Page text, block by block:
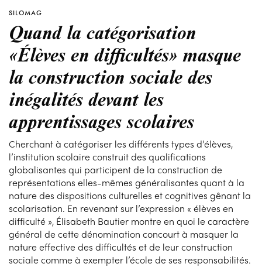
SILOMAG
Quand la catégorisation
«Élèves en difficultés» masque
la construction sociale des
inégalités devant les
apprentissages scolaires
Cherchant à catégoriser les différents types d’élèves,
l’institution scolaire construit des qualifications
globalisantes qui participent de la construction de
représentations elles-mêmes généralisantes quant à la
nature des dispositions culturelles et cognitives gênant la
scolarisation. En revenant sur l’expression « élèves en
difficulté », Élisabeth Bautier montre en quoi le caractère
général de cette dénomination concourt à masquer la
nature effective des difficultés et de leur construction
sociale comme à exempter l’école de ses responsabilités.